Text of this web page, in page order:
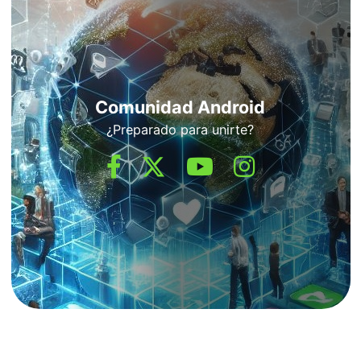
Comunidad Android
¿Preparado para unirte?